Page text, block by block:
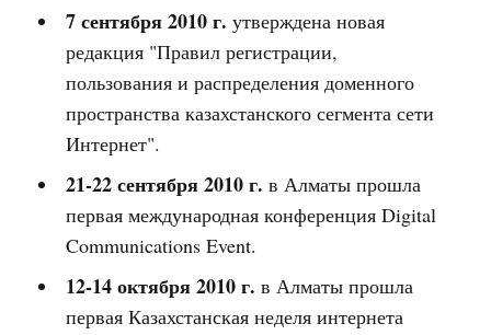
7 сентября 2010 г. утверждена новая
редакция "Правил регистрации,
пользования и распределения доменного
пространства казахстанского сегмента сети
Интернет".
21-22 сентября 2010 г. в Алматы прошла
первая международная конференция Digital
Communications Event.
12-14 октября 2010 г. в Алматы прошла
первая Казахстанская неделя интернета